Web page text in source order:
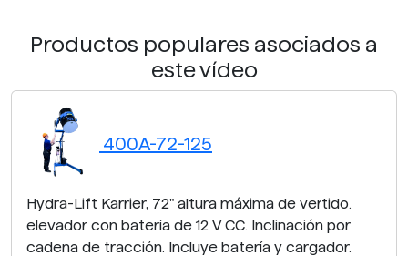
Productos populares asociados a
este vídeo
400A-72-125
Hydra-Lift Karrier, 72" altura máxima de vertido.
elevador con batería de 12 V CC. Inclinación por
cadena de tracción. Incluye batería y cargador.